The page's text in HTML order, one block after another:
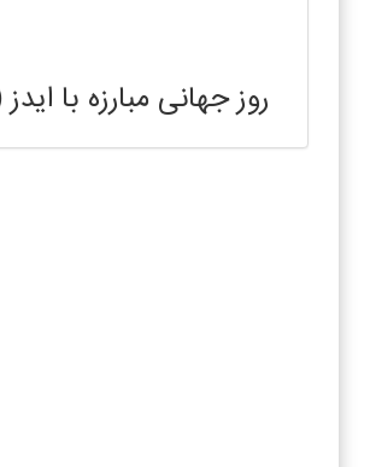
روز جهانی مبارزه با ایدز (HIV)